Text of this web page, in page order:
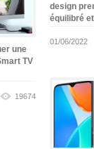
une
TV
19674
design
équilibré
01/06/2022